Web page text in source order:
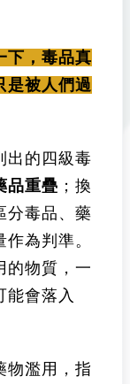
下，毒品真
是被人們過
出的四級毒
品重疊 ；換
分毒品、藥
為判準。
的物質，一
能會落入
物濫用，指